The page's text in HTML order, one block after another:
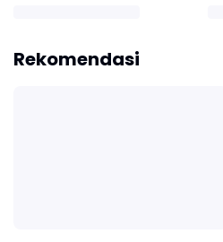
Rekomendasi